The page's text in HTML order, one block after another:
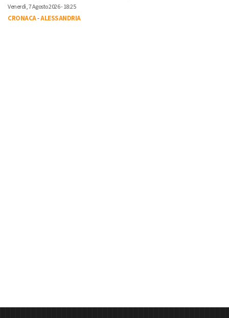
Venerdì, 7 Agosto 2026 - 18:25
CRONACA-ALESSANDRIA